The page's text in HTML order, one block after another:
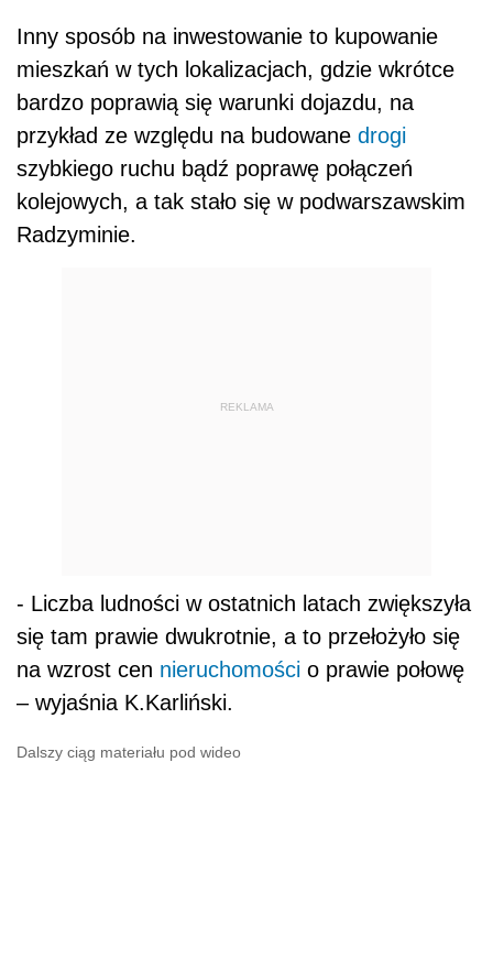
Inny sposób na inwestowanie to kupowanie
mieszkań w tych lokalizacjach, gdzie wkrótce
bardzo poprawią się warunki dojazdu, na
przykład ze względu na budowane drogi
szybkiego ruchu bądź poprawę połączeń
kolejowych, a tak stało się w podwarszawskim
Radzyminie.
REKLAMA
- Liczba ludności w ostatnich latach zwiększyła
się tam prawie dwukrotnie, a to przełożyło się
na wzrost cen nieruchomości o prawie połowę
– wyjaśnia K.Karliński.
Dalszy ciąg materiału pod wideo